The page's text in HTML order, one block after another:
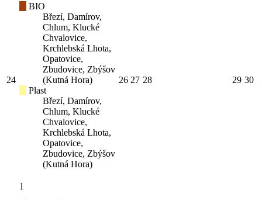
24
BIO
Březí, Damírov,
Chlum, Klucké
Chvalovice,
Krchlebská Lhota,
Opatovice,
Zbudovice, Zbýšov
(Kutná Hora)
Plast
Březí, Damírov,
Chlum, Klucké
Chvalovice,
Krchlebská Lhota,
Opatovice,
Zbudovice, Zbýšov
(Kutná Hora)
26 27 28 29 30
1